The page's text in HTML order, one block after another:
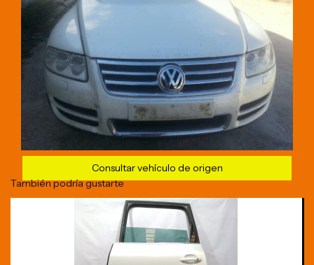
Consultar vehículo de origen
También podría gustarte